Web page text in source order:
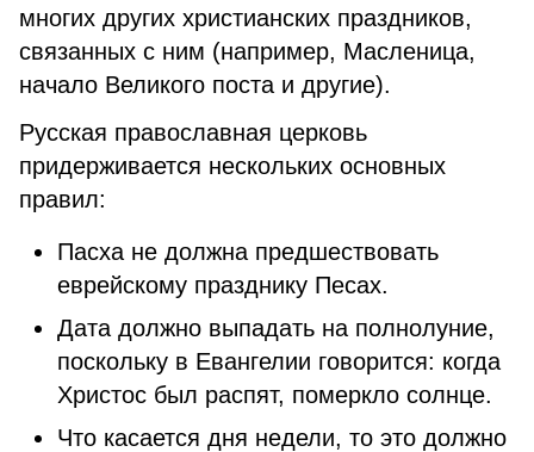
многих других христианских праздников,
связанных с ним (например, Масленица,
начало Великого поста и другие).
Русская православная церковь
придерживается нескольких основных
правил:
Пасха не должна предшествовать
еврейскому празднику Песах.
Дата должно выпадать на полнолуние,
поскольку в Евангелии говорится: когда
Христос был распят, померкло солнце.
Что касается дня недели, то это должно